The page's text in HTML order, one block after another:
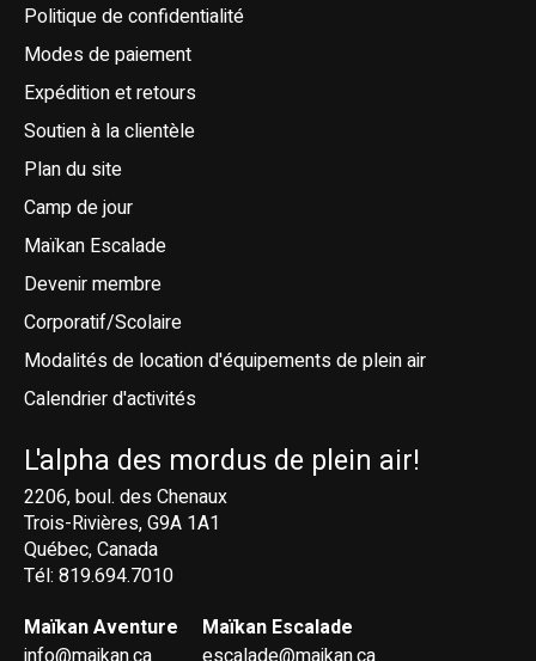
Politique de confidentialité
Modes de paiement
Expédition et retours
Soutien à la clientèle
Plan du site
Camp de jour
Maïkan Escalade
Devenir membre
Corporatif/Scolaire
Modalités de location d'équipements de plein air
Calendrier d'activités
L'alpha des mordus de plein air!
2206, boul. des Chenaux
Trois-Rivières, G9A 1A1
Québec, Canada
Tél: 819.694.7010
Maïkan Aventure
Maïkan Escalade